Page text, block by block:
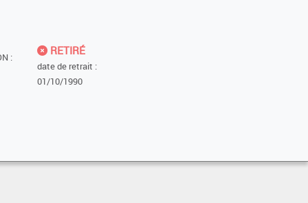
:
RETIRÉ
date de retrait :
01/10/1990